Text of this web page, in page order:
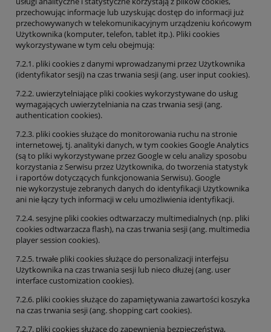
przechowując informacje lub uzyskując dostęp do informacji już
przechowywanych w telekomunikacyjnym urządzeniu końcowym
Użytkownika (komputer, telefon, tablet itp.). Pliki cookies
wykorzystywane w tym celu obejmują:
7.2.1. pliki cookies z danymi wprowadzanymi przez Użytkownika
(identyfikator sesji) na czas trwania sesji (ang. user input cookies).
7.2.2. uwierzytelniające pliki cookies wykorzystywane do usług
wymagających uwierzytelniania na czas trwania sesji (ang.
authentication cookies).
7.2.3. pliki cookies służące do monitorowania ruchu na stronie
internetowej, tj. analityki danych, w tym cookies Google Analytics
(są to pliki wykorzystywane przez Google w celu analizy sposobu
korzystania z Serwisu przez Użytkownika, do tworzenia statystyk
i raportów dotyczących funkcjonowania Serwisu). Google
nie wykorzystuje zebranych danych do identyfikacji Użytkownika
ani nie łączy tych informacji w celu umożliwienia identyfikacji.
7.2.4. sesyjne pliki cookies odtwarzaczy multimedialnych (np. pliki
cookies odtwarzacza flash), na czas trwania sesji (ang. multimedia
player session cookies).
7.2.5. trwałe pliki cookies służące do personalizacji interfejsu
Użytkownika na czas trwania sesji lub nieco dłużej (ang. user
interface customization cookies).
7.2.6. pliki cookies służące do zapamiętywania zawartości koszyka
na czas trwania sesji (ang. shopping cart cookies).
7.2.7. pliki cookies służące do zapewnienia bezpieczeństwa,